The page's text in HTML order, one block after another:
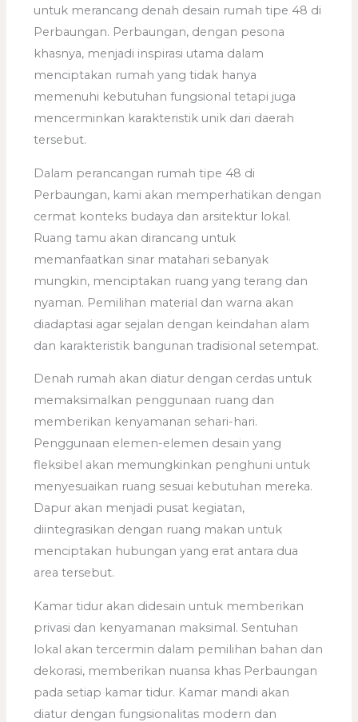
untuk merancang denah desain rumah tipe 48 di
Perbaungan. Perbaungan, dengan pesona
khasnya, menjadi inspirasi utama dalam
menciptakan rumah yang tidak hanya
memenuhi kebutuhan fungsional tetapi juga
mencerminkan karakteristik unik dari daerah
tersebut.
Dalam perancangan rumah tipe 48 di
Perbaungan, kami akan memperhatikan dengan
cermat konteks budaya dan arsitektur lokal.
Ruang tamu akan dirancang untuk
memanfaatkan sinar matahari sebanyak
mungkin, menciptakan ruang yang terang dan
nyaman. Pemilihan material dan warna akan
diadaptasi agar sejalan dengan keindahan alam
dan karakteristik bangunan tradisional setempat.
Denah rumah akan diatur dengan cerdas untuk
memaksimalkan penggunaan ruang dan
memberikan kenyamanan sehari-hari.
Penggunaan elemen-elemen desain yang
fleksibel akan memungkinkan penghuni untuk
menyesuaikan ruang sesuai kebutuhan mereka.
Dapur akan menjadi pusat kegiatan,
diintegrasikan dengan ruang makan untuk
menciptakan hubungan yang erat antara dua
area tersebut.
Kamar tidur akan didesain untuk memberikan
privasi dan kenyamanan maksimal. Sentuhan
lokal akan tercermin dalam pemilihan bahan dan
dekorasi, memberikan nuansa khas Perbaungan
pada setiap kamar tidur. Kamar mandi akan
diatur dengan fungsionalitas modern dan